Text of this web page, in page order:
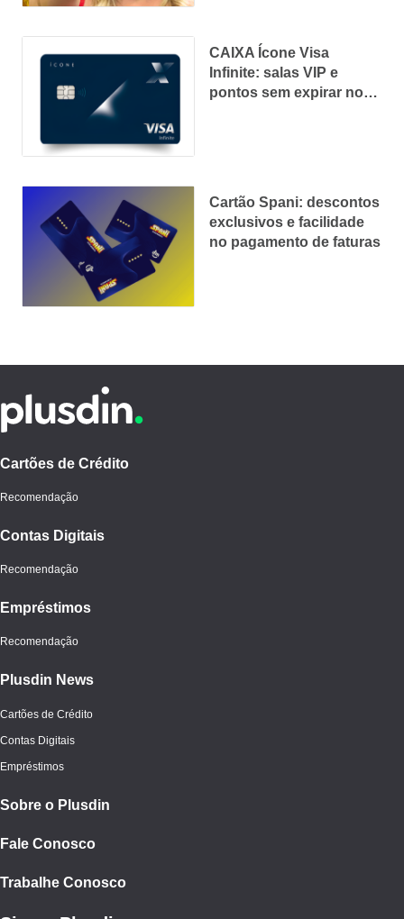
CAIXA Ícone Visa
Infinite: salas VIP e
pontos sem expirar no
Cartão Spani: descontos
exclusivos e facilidade
no pagamento de faturas
Cartões de Crédito
Recomendação
Contas Digitais
Recomendação
Empréstimos
Recomendação
Plusdin News
Cartões de Crédito
Contas Digitais
Empréstimos
Sobre o Plusdin
Fale Conosco
Trabalhe Conosco